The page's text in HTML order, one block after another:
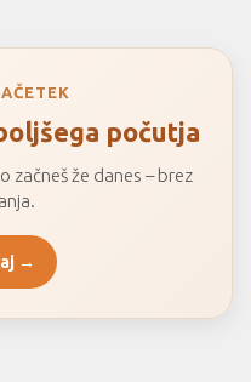
počutja
začneš že danes – brez
→